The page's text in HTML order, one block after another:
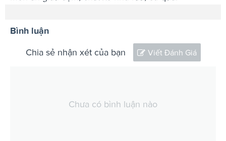
Bình luận
Chia sẻ nhận xét của bạn Viết Đánh Giá
Chưa có bình luận nào